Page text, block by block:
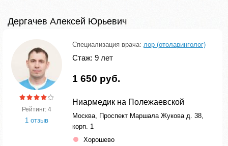
Дергачев Алексей Юрьевич
Рейтинг: 4
1 отзыв
Специализация врача: лор (отоларинголог)
Стаж: 9 лет
1 650 руб.
Ниармедик на Полежаевской
Москва, Проспект Маршала Жукова д. 38,
корп. 1
Хорошево